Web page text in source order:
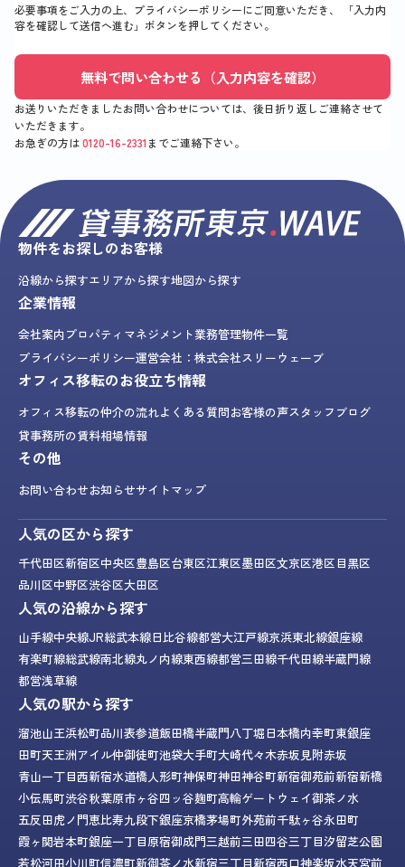
必要事項をご入力の上、プライバシーポリシーにご同意いただき、
「入力内
容を確認して送信へ進む」 ボタンを押してください。
無料で問い合わせる（入力内容を確認）
お送りいただきましたお問い合わせについては、後日折り返しご連絡させて
いただきます。
お急ぎの方は0120-16-2331 までご連絡下さい。
物件をお探しのお客様
沿線から探すエリアから探す地図から探す
企業情報
会社案内プロパティマネジメント業務管理物件一覧
プライバシーポリシー運営会社：株式会社スリーウェーブ
オフィス移転のお役立ち情報
オフィス移転の仲介の流れよくある質問お客様の声スタッフブログ
貸事務所の賃料相場情報
その他
お問い合わせお知らせサイトマップ
人気の区から探す
千代田区新宿区中央区豊島区台東区江東区墨田区文京区港区目黒区
品川区中野区渋谷区大田区
人気の沿線から探す
山手線中央線JR総武本線日比谷線都営大江戸線京浜東北線銀座線
有楽町線総武線南北線丸ノ内線東西線都営三田線千代田線半蔵門線
都営浅草線
人気の駅から探す
溜池山王浜松町品川表参道飯田橋半蔵門八丁堀日本橋内幸町東銀座
田町天王洲アイル仲御徒町池袋大手町大崎代々木赤坂見附赤坂
青山一丁目西新宿水道橋人形町神保町神田神谷町新宿御苑前新宿新橋
小伝馬町渋谷秋葉原市ヶ谷四ッ谷麹町高輪ゲートウェイ御茶ノ水
五反田虎ノ門恵比寿九段下銀座京橋茅場町外苑前千駄ヶ谷永田町
霞ヶ関岩本町銀座一丁目原宿御成門三越前三田四谷三丁目汐留芝公園
若松河田小川町信濃町新御茶ノ水新宿三丁目新宿西口神楽坂水天宮前